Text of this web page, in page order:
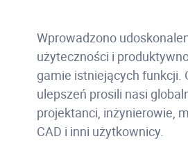
Wprowadzono
użyteczności i
gamie istniejących funkcji.
ulepszeń prosili nasi
projektanci, inżynierowie,
CAD i inni użytkownicy.